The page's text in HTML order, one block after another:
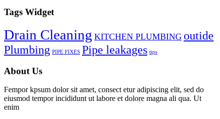
Tags Widget
Drain Cleaning KITCHEN PLUMBING outide
Plumbing PIPE FIXES Pipe leakages tips
About Us
Fempor kpsum dolor sit amet, consect etur adipiscing elit, sed do
eiusmod tempor incididunt ut labore et dolore magna ali qua. Ut
enim